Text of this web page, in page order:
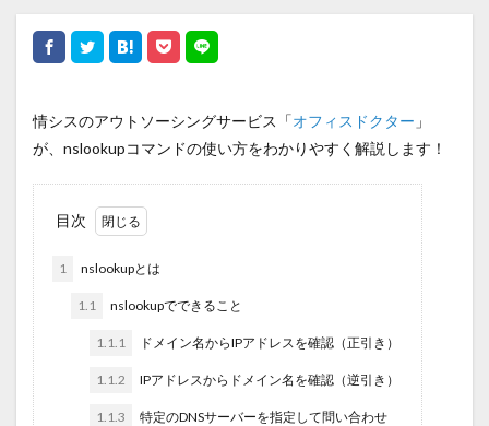
情シスのアウトソーシングサービス「オフィスドクター 」
が、nslookupコマンドの使い方をわかりやすく解説します！
目次
1 nslookupとは
1.1 nslookupでできること
1.1.1 ドメイン名からIPアドレスを確認（正引き）
1.1.2 IPアドレスからドメイン名を確認（逆引き）
1.1.3 特定のDNSサーバーを指定して問い合わせ